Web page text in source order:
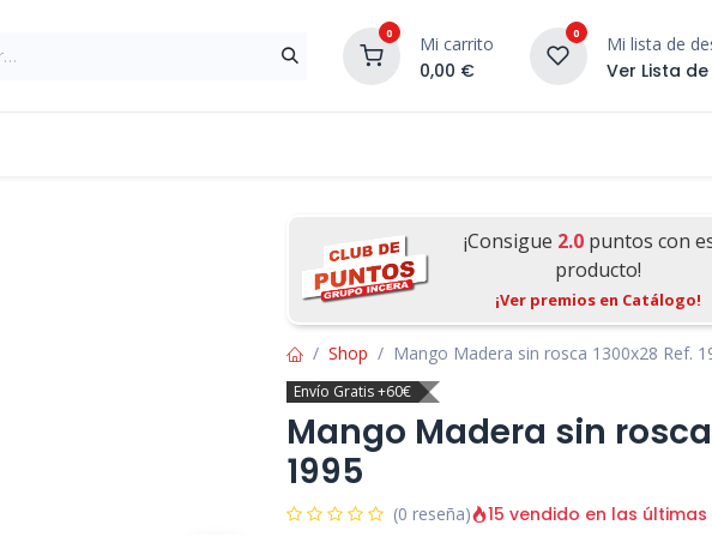
0 Mi carrito
0,00 €
0 Mi lista de
Ver Lista
¡Consigue 2.0puntos con
producto!
¡Ver premios en Catálogo!
Shop Mango Madera sin rosca 1300x28 Ref.
Envío Gratis +60€
Mango Madera sin rosca
1995
(0 reseña) 15 vendido en las